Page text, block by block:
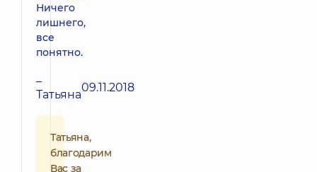
Ничего
лишнего,
все
понятно.
–
Татьяна09.11.2018
Татьяна,
благодарим
Вас за